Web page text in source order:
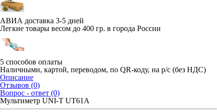
АВИА доставка 3-5 дней
Легкие товары весом до 400 гр. в города России
5 способов оплаты
Наличными, картой, переводом, по QR-коду, на р/с (без НДС)
Описание
Отзывов (0)
Вопрос - ответ (0)
Мультиметр UNI-T UT61A